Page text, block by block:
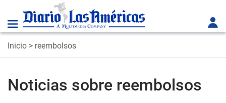
Inicio > reembolsos
Noticias sobre reembolsos